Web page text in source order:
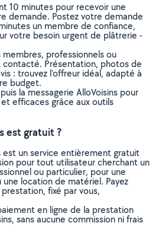
10 minutes pour recevoir une
demande. Postez votre demande
un membre de confiance,
votre besoin urgent de plâtrerie -
professionnels ou
contacté. Présentation, photos de
: trouvez l'offreur idéal, adapté à
budget.
la messagerie AlloVoisins pour
efficaces grâce aux outils
est gratuit ?
est un service entièrement gratuit
pour tout utilisateur cherchant un
ou particulier, pour une
location de matériel. Payez
fixé par vous,
en ligne de la prestation
sans aucune commission ni frais